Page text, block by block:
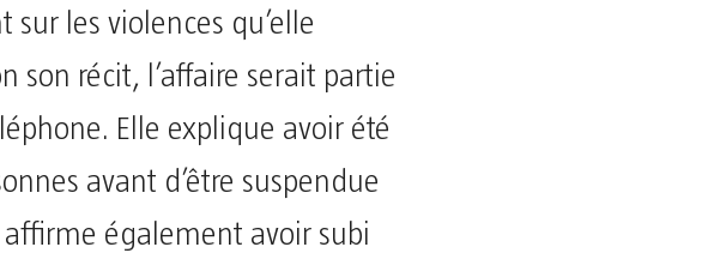
les violences qu’elle
son récit, l’affaire serait partie
Elle explique avoir été
avant d’être suspendue
affirme également avoir subi